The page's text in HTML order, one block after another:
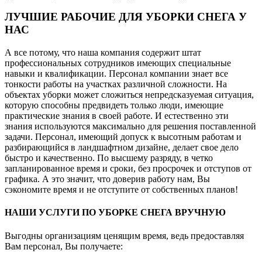
ЛУЧШИЕ РАБОЧИЕ ДЛЯ УБОРКИ СНЕГА У
НАС
А все потому, что наша компания содержит штат
профессиональных сотрудников имеющих специальные
навыки и квалификации. Персонал компании знает все
тонкости работы на участках различной сложности. На
объектах уборки может сложиться непредсказуемая ситуация,
которую способны предвидеть только люди, имеющие
практические знания в своей работе. И естественно эти
знания используются максимально для решения поставленной
задачи. Персонал, имеющий допуск к высотным работам и
разбирающийся в ландшафтном дизайне, делает свое дело
быстро и качественно. По высшему разряду, в четко
запланированное время и сроки, без просрочек и отступов от
графика. А это значит, что доверив работу нам, Вы
сэкономите время и не отступите от собственных планов!
НАШИ УСЛУГИ ПО УБОРКЕ СНЕГА ВРУЧНУЮ
Выгодны организациям ценящим время, ведь предоставляя
Вам персонал, Вы получаете: